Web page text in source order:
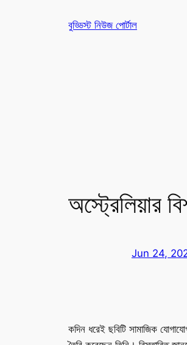
বুড্ডিস্ট নিউজ পোর্টাল
অস্ট্রেলিয়ার
Jun 24,
কদিন ধরেই ছবিটি সামাজিক